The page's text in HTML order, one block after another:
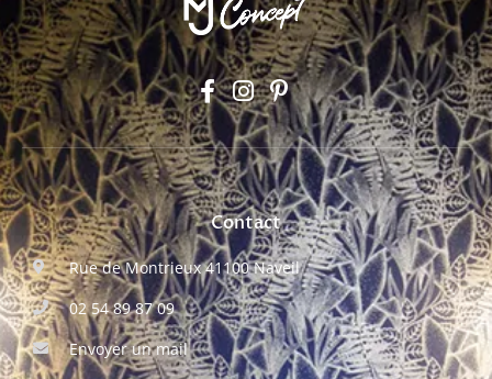
Contact
Rue de Montrieux 41100 Naveil
02 54 89 87 09
Envoyer un mail